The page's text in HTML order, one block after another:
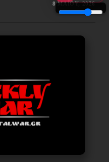
8 ΜΑΪ́ΟΥ, 2026